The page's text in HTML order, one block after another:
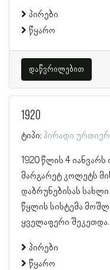
პირები
წყარო
დაწვრილებით
1920
ტიპი: პირადი
1920 წლის 4
მარგარეტ კოლეტს
დაბრუნებისას
წყლის სისტემა
ყველაფერი შეკეთდა.
პირები
წყარო